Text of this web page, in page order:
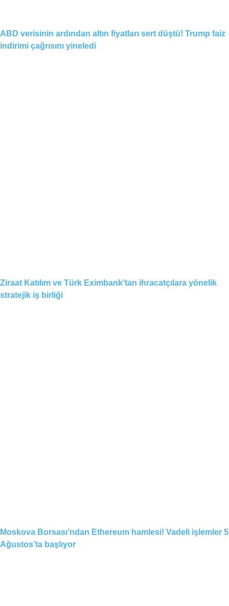
ABD verisinin ardından altın fiyatları sert düştü! Trump faiz
indirimi çağrısını yineledi
Ziraat Katılım ve Türk Eximbank’tan ihracatçılara yönelik
stratejik iş birliği
Moskova Borsası’ndan Ethereum hamlesi! Vadeli işlemler 5
Ağustos’ta başlıyor